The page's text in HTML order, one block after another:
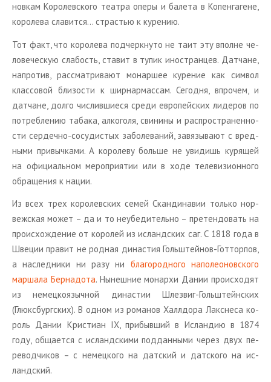
нов­кам Ко­ро­лев­ско­го те­ат­ра оперы и ба­ле­та в Ко­пен­га­гене,
ко­ро­ле­ва сла­вит­ся… стра­стью к ку­ре­нию.
Тот факт, что ко­ро­ле­ва под­черк­ну­то не таит эту вполне че­
ло­ве­че­скую сла­бость, ста­вит в тупик ино­стран­цев. Дат­чане,
на­про­тив, рас­смат­ри­ва­ют мо­нар­шее ку­ре­ние как сим­вол
клас­со­вой бли­зо­сти к шир­нар­мас­сам. Се­год­ня, впро­чем, и
дат­чане, долго чис­лив­ши­е­ся среди ев­ро­пей­ских ли­де­ров по
по­треб­ле­нию та­ба­ка, ал­ко­го­ля, сви­ни­ны и рас­про­стра­нен­но­
сти сер­деч­но-со­су­ди­стых за­бо­ле­ва­ний, за­вя­зы­ва­ют с вред­
ны­ми при­выч­ка­ми. А ко­ро­ле­ву боль­ше не уви­дишь ку­ря­щей
на офи­ци­аль­ном ме­ро­при­я­тии или в ходе те­ле­ви­зи­он­но­го
об­ра­ще­ния к нации.
Из всех трех ко­ро­лев­ских семей Скан­ди­на­вии толь­ко нор­
веж­ская может – да и то неубе­ди­тель­но – пре­тен­до­вать на
про­ис­хож­де­ние от ко­ро­лей из ис­ланд­ских саг. С 1818 года в
Шве­ции пра­вит не род­ная ди­на­стия Голь­ш­тей­нов-Гот­тор­пов,
а на­след­ни­ки ни разу ни бла­го­род­но­го на­по­лео­нов­ско­го
мар­ша­ла Бер­на­до­та. Ны­неш­ние мо­нар­хи Дании про­ис­хо­дят
из немец­ко­языч­ной ди­на­стии Шлез­виг-Голь­ш­тейн­ских
(Глюкс­бург­ских). В одном из ро­ма­нов Халл­до­ра Лак­с­не­са ко­
роль Дании Кри­сти­ан IX, при­быв­ший в Ис­лан­дию в 1874
году, об­ща­ет­ся с ис­ланд­ски­ми под­дан­ны­ми через двух пе­
ре­вод­чи­ков – с немец­ко­го на дат­ский и дат­ско­го на ис­
ланд­ский.